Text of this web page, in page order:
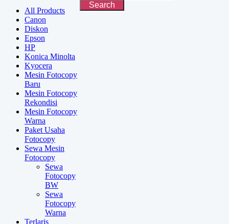
All Products
Canon
Diskon
Epson
HP
Konica Minolta
Kyocera
Mesin Fotocopy
Baru
Mesin Fotocopy
Rekondisi
Mesin Fotocopy
Warna
Paket Usaha
Fotocopy
Sewa Mesin
Fotocopy
Sewa
Fotocopy
BW
Sewa
Fotocopy
Warna
Terlaris
Search